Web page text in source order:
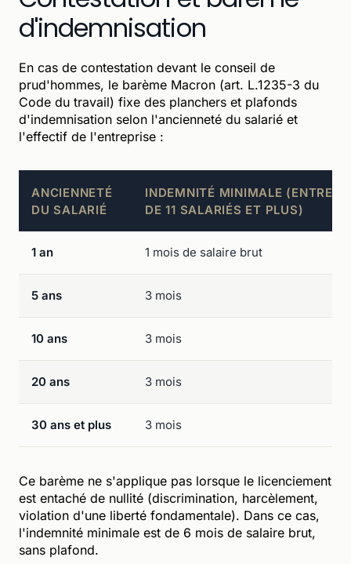
d'indemnisation
En cas de contestation devant le conseil de
prud'hommes, le barème Macron (art. L.1235-3 du
Code du travail) fixe des planchers et plafonds
d'indemnisation selon l'ancienneté du salarié et
l'effectif de l'entreprise :
ANCIENNETÉ
DU SALARIÉ
INDEMNITÉ MINIMALE
DE 11 SALARIÉS ET PLUS)
1 an 1 mois de salaire brut
5 ans 3 mois
10 ans 3 mois
20 ans 3 mois
30 ans et plus 3 mois
Ce barème ne s'applique pas lorsque le licenciement
est entaché de nullité (discrimination, harcèlement,
violation d'une liberté fondamentale). Dans ce cas,
l'indemnité minimale est de 6 mois de salaire brut,
sans plafond.